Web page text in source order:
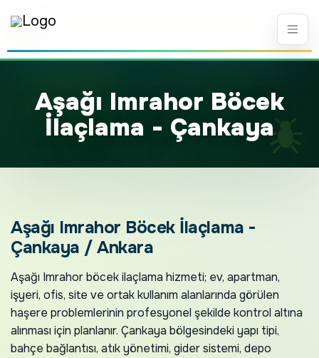
Aşağı Imrahor Böcek
İlaçlama - Çankaya
Aşağı Imrahor Böcek İlaçlama -
Çankaya / Ankara
Aşağı Imrahor böcek ilaçlama hizmeti; ev, apartman,
işyeri, ofis, site ve ortak kullanım alanlarında görülen
haşere problemlerinin profesyonel şekilde kontrol altına
alınması için planlanır. Çankaya bölgesindeki yapı tipi,
bahçe bağlantısı, atık yönetimi, gider sistemi, depo